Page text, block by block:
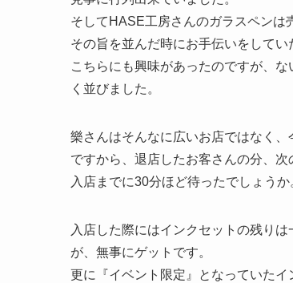
そしてHASE工房さんのガラスペンは
その旨を並んだ時にお手伝いをしてい
こちらにも興味があったのですが、
く並びました。
樂さんはそんなに広いお店ではなく、
ですから、退店したお客さんの分、
入店までに30分ほど待ったでしょうか
入店した際にはインクセットの残りは
が、無事にゲットです。
更に『イベント限定』となっていたイ